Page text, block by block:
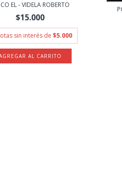
EL - VIDELA ROBERTO
$15.000
sin interés de $5.000